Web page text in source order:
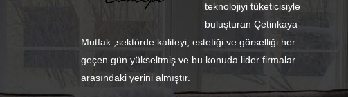
teknolojiyi tüketicisiyle
buluşturan Çetinkaya
Mutfak ,sektörde kaliteyi, estetiği ve görselliği her
geçen gün yükseltmiş ve bu konuda lider firmalar
arasındaki yerini almıştır.